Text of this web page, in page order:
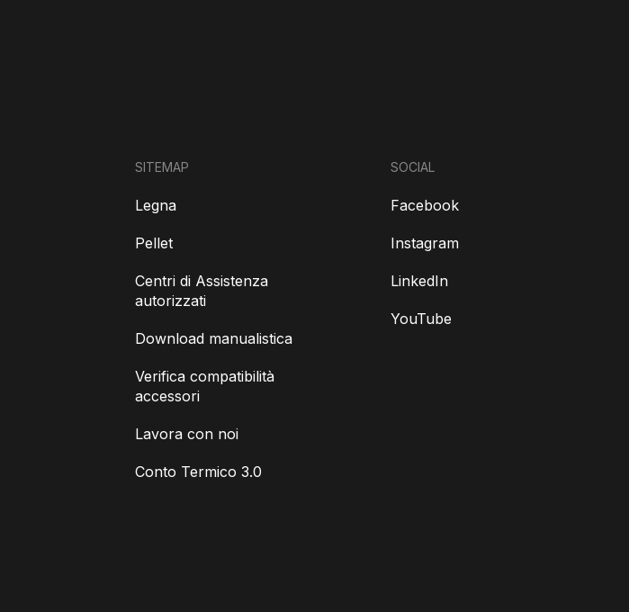
SITEMAP
Legna
Pellet
Centri di Assistenza
autorizzati
Download manualistica
Verifica compatibilità
accessori
Lavora con noi
Conto Termico 3.0
SOCIAL
Facebook
Instagram
LinkedIn
YouTube